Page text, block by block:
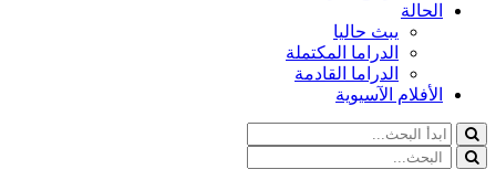
الحالة
يبث حاليا
الدراما المكتملة
الدراما القادمة
الأفلام الآسيوية